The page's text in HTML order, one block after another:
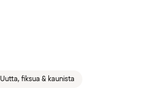
Uutta, fiksua & kaunista